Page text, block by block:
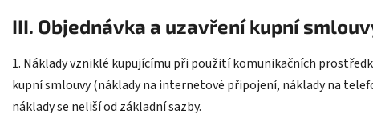
III. Objednávka a uzavření kupní
1. Náklady vzniklé kupujícímu při použití komunikačních
kupní smlouvy (náklady na internetové připojení, náklady na
náklady se neliší od základní sazby.